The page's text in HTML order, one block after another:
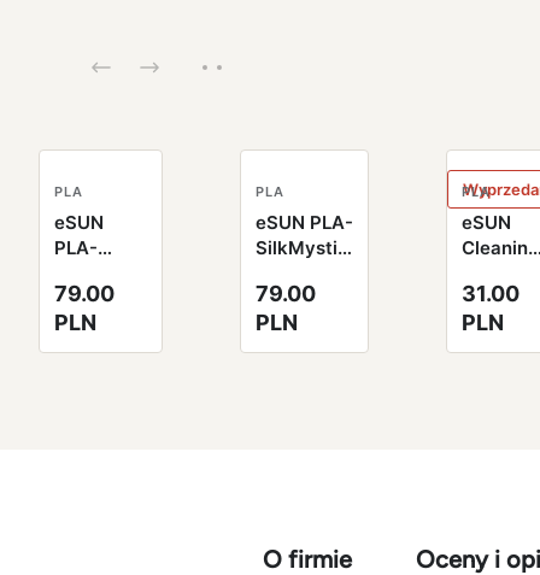
PLA
eSUN
PLA-
Filament
1.75mm
1000g
79.00
PLN
PLA
eSUN PLA-
SilkMystic
1.75mm
1000g
miedziano-
79.00
PLN
PLA
eSUN
Cleaning
2.85mm
100g
31.00
PLN
O firmie Oceny i